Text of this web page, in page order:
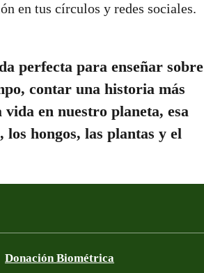
en tus círculos y redes sociales.
perfecta para enseñar sobre
contar una historia más
en nuestro planeta, esa
los hongos, las plantas y el
Donación Biométrica